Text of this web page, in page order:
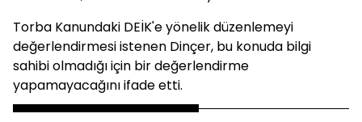
Torba Kanundaki DEİK'e yönelik düzenlemeyi
değerlendirmesi istenen Dinçer, bu konuda bilgi
sahibi olmadığı için bir değerlendirme
yapamayacağını ifade etti.